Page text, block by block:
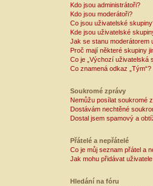
Kdo jsou administrátoři?
Kdo jsou moderátoři?
Co jsou uživatelské
Kde jsou uživatelské
Jak se stanu moderátorem
Proč mají některé skupiny
Co je „Výchozí uživatelská
Co znamená odkaz „Tým“?
Soukromé zprávy
Nemůžu posílat soukromé
Dostávám nechtěné
Dostal jsem spamový a
Přátelé a nepřátelé
Co je můj seznam přátel a
Jak mohu přidávat
Hledání na fóru